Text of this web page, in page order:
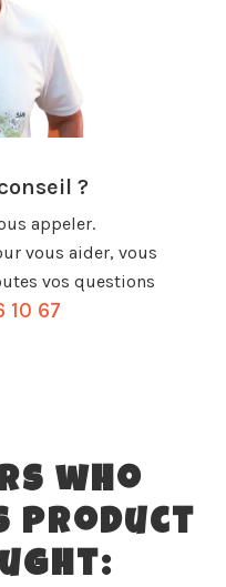
?
appeler.
vous aider, vous
vos questions
10 67
who
product